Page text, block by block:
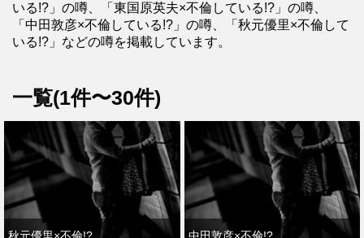
いる!?」の噂、「東国原英夫×不倫している!?」の噂、
「中田敦彦×不倫している!?」の噂、「秋元優里×不倫して
いる!?」などの噂を掲載しています。
一覧(1件〜30件)